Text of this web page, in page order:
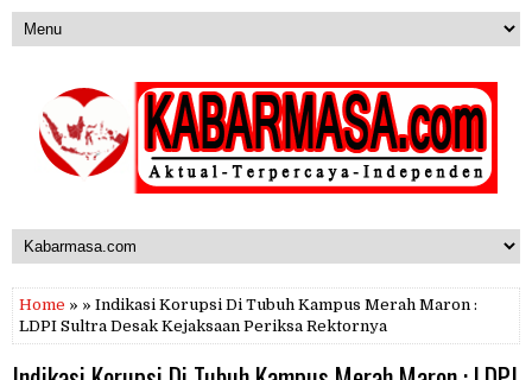
Home » » Indikasi Korupsi Di Tubuh Kampus Merah Maron :
LDPI Sultra Desak Kejaksaan Periksa Rektornya